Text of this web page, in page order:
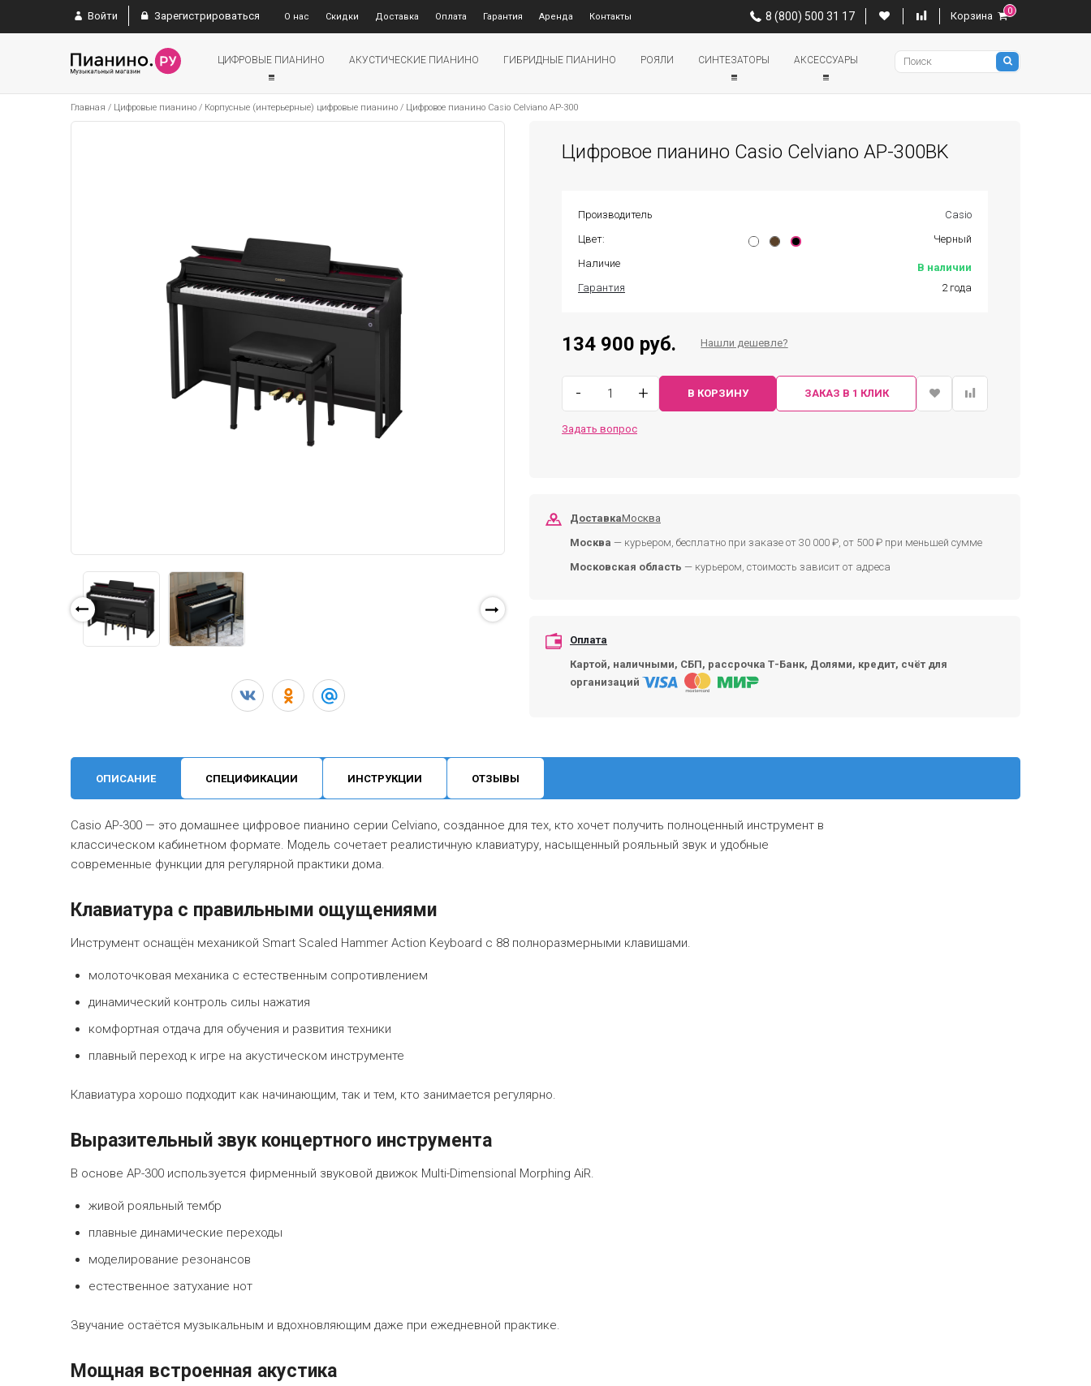
8 (800) 500 31 17 Корзина
Pianino
Войти Зарегистрироваться О нас Скидки Доставка Оплата Гарантия Аренда Контакты 8 (800) 500 31 17 Корзина 0
ЦИФРОВЫЕ ПИАНИНО АКУСТИЧЕСКИЕ ПИАНИНО ГИБРИДНЫЕ ПИАНИНО РОЯЛИ СИНТЕЗАТОРЫ АКСЕССУАРЫ
Главная / Цифровые пианино / Корпусные (интерьерные) цифровые пианино / Цифровое пианино Casio Celviano AP-300
Цифровое пианино Casio Celviano AP-300BK
Производитель
Casio
Цвет:
Черный
Наличие
В наличии
Гарантия
2 года
134 900 руб. Нашли дешевле?
- + В КОРЗИНУ ЗАКАЗ В 1 КЛИК
Задать вопрос
ДоставкаМосква
Москва — курьером, бесплатно при заказе от 30 000 ₽, от 500 ₽ при меньшей сумме
Московская область — курьером, стоимость зависит от адреса
Оплата
Картой, наличными, СБП, рассрочка Т-Банк, Долями, кредит, счёт для
организаций
ОПИСАНИЕ СПЕЦИФИКАЦИИ ИНСТРУКЦИИ ОТЗЫВЫ
Casio AP-300 — это домашнее цифровое пианино серии Celviano, созданное для тех, кто хочет получить полноценный инструмент в
классическом кабинетном формате. Модель сочетает реалистичную клавиатуру, насыщенный рояльный звук и удобные
современные функции для регулярной практики дома.
Клавиатура с правильными ощущениями
Инструмент оснащён механикой Smart Scaled Hammer Action Keyboard с 88 полноразмерными клавишами.
молоточковая механика с естественным сопротивлением
динамический контроль силы нажатия
комфортная отдача для обучения и развития техники
плавный переход к игре на акустическом инструменте
Клавиатура хорошо подходит как начинающим, так и тем, кто занимается регулярно.
Выразительный звук концертного инструмента
В основе AP-300 используется фирменный звуковой движок Multi-Dimensional Morphing AiR.
живой рояльный тембр
плавные динамические переходы
моделирование резонансов
естественное затухание нот
Звучание остаётся музыкальным и вдохновляющим даже при ежедневной практике.
Мощная встроенная акустика